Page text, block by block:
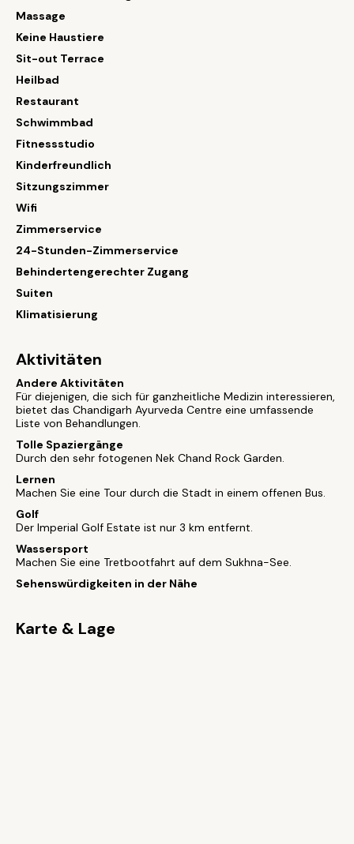
Massage
Keine Haustiere
Sit-out Terrace
Heilbad
Restaurant
Schwimmbad
Fitnessstudio
Kinderfreundlich
Sitzungszimmer
Wifi
Zimmerservice
24-Stunden-Zimmerservice
Behindertengerechter Zugang
Suiten
Klimatisierung
Aktivitäten
Andere Aktivitäten
Für diejenigen, die sich für ganzheitliche Medizin interessieren,
bietet das Chandigarh Ayurveda Centre eine umfassende
Liste von Behandlungen.
Tolle Spaziergänge
Durch den sehr fotogenen Nek Chand Rock Garden.
Lernen
Machen Sie eine Tour durch die Stadt in einem offenen Bus.
Golf
Der Imperial Golf Estate ist nur 3 km entfernt.
Wassersport
Machen Sie eine Tretbootfahrt auf dem Sukhna-See.
Sehenswürdigkeiten in der Nähe
Karte & Lage